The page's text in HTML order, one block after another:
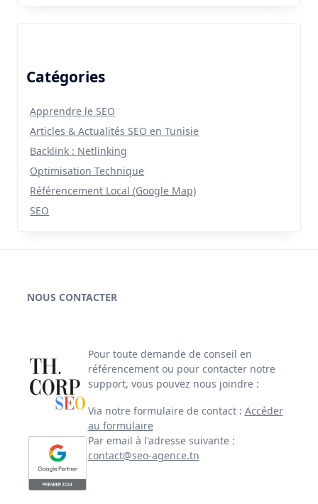
Catégories
Apprendre le SEO
Articles & Actualités SEO en Tunisie
Backlink : Netlinking
Optimisation Technique
Référencement Local (Google Map)
SEO
NOUS CONTACTER
Pour toute demande de conseil en
référencement ou pour contacter notre
support, vous pouvez nous joindre :
Via notre formulaire de contact : Accéder
au formulaire
Par email à l'adresse suivante :
contact@seo-agence.tn